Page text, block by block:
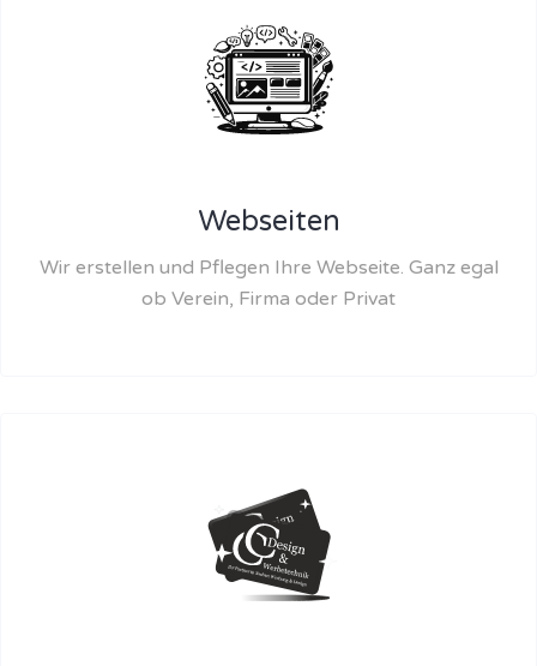
Webseiten
Wir erstellen und Pflegen Ihre Webseite. Ganz egal
ob Verein, Firma oder Privat